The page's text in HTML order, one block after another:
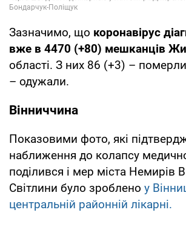
Зазначимо, що коронавірус
вже в 4470 (+80) мешканців
області. З них 86 (+3) –
– одужали.
Вінниччина
Показовими фото, які
наближення до колапсу
поділився і мер міста Немирів
Світлини було зроблено у
центральній районній лікарні.